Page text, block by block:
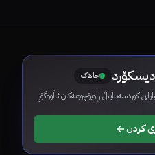
چالاک
کوردسەبتایتڵ ڕاوبۆچوونەکان ئاڵووگۆڕ
کردن